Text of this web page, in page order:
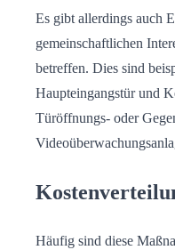
Es gibt allerdings auch
gemeinschaftlichen
betreffen. Dies sind
Haupteingangstür und
Türöffnungs- oder
Häufig sind diese